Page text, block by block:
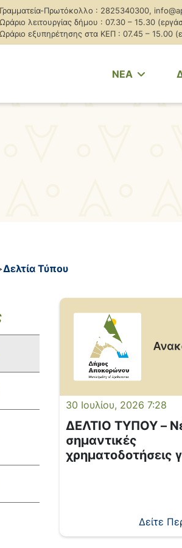
Γραμματεία-Πρωτόκολλο : 2825340300,
Ωράριο λειτουργίας δήμου : 07.30 – 15.30
Ωράριο εξυπηρέτησης στα ΚΕΠ : 07.45 – 15.00
NEA
Δελτία Τύπου
30 Ιουλίου, 2026 7:28
ΔΕΛΤΙΟ ΤΥΠΟΥ –
σημαντικές
χρηματοδοτήσεις
ουσίας με τη
ΠεριφέρειαςΔείτε